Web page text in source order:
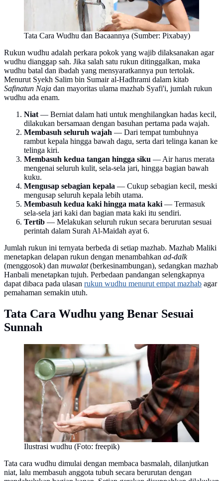
Tata Cara Wudhu dan Bacaannya (Sumber: Pixabay)
Rukun wudhu adalah perkara pokok yang wajib dilaksanakan agar
wudhu dianggap sah. Jika salah satu rukun ditinggalkan, maka
wudhu batal dan ibadah yang mensyaratkannya pun tertolak.
Menurut Syekh Salim bin Sumair al-Hadhrami dalam kitab
Safinatun Naja dan mayoritas ulama mazhab Syafi'i, jumlah rukun
wudhu ada enam.
Niat — Berniat dalam hati untuk menghilangkan hadas kecil,
dilakukan bersamaan dengan basuhan pertama pada wajah.
Membasuh seluruh wajah — Dari tempat tumbuhnya
rambut kepala hingga bawah dagu, serta dari telinga kanan ke
telinga kiri.
Membasuh kedua tangan hingga siku — Air harus merata
mengenai seluruh kulit, sela-sela jari, hingga bagian bawah
kuku.
Mengusap sebagian kepala — Cukup sebagian kecil, meski
mengusap seluruh kepala lebih utama.
Membasuh kedua kaki hingga mata kaki — Termasuk
sela-sela jari kaki dan bagian mata kaki itu sendiri.
Tertib — Melakukan seluruh rukun secara berurutan sesuai
perintah dalam Surah Al-Maidah ayat 6.
Jumlah rukun ini ternyata berbeda di setiap mazhab. Mazhab Maliki
menetapkan delapan rukun dengan menambahkan ad-dalk
(menggosok) dan muwalat(berkesinambungan), sedangkan mazhab
Hanbali menetapkan tujuh. Perbedaan pandangan selengkapnya
dapat dibaca pada ulasan rukun wudhu menurut empat mazhab agar
pemahaman semakin utuh.
Tata Cara Wudhu yang Benar Sesuai
Sunnah
Ilustrasi wudhu (Foto: freepik)
Tata cara wudhu dimulai dengan membaca basmalah, dilanjutkan
niat, lalu membasuh anggota tubuh secara berurutan dengan